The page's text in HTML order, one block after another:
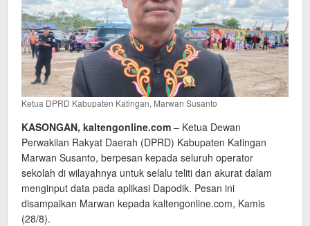
Ketua DPRD Kabupaten Katingan, Marwan Susanto
KASONGAN, kaltengonline.com – Ketua Dewan
Perwakilan Rakyat Daerah (DPRD) Kabupaten Katingan
Marwan Susanto, berpesan kepada seluruh operator
sekolah di wilayahnya untuk selalu teliti dan akurat dalam
menginput data pada aplikasi Dapodik. Pesan ini
disampaikan Marwan kepada kaltengonline.com, Kamis
(28/8).